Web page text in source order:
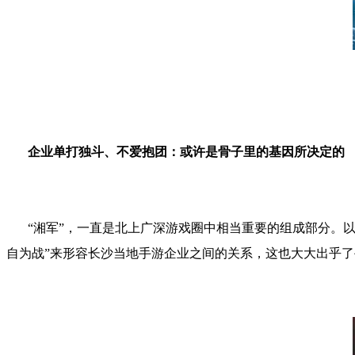
企业单打独斗、不爱抱团：或许是骨子里的基因所决定的
“湘军”，一直是北上广深游戏圈中相当重要的组成部分。
自为战”来形容长沙当地手游企业之间的关系，这也大大出乎